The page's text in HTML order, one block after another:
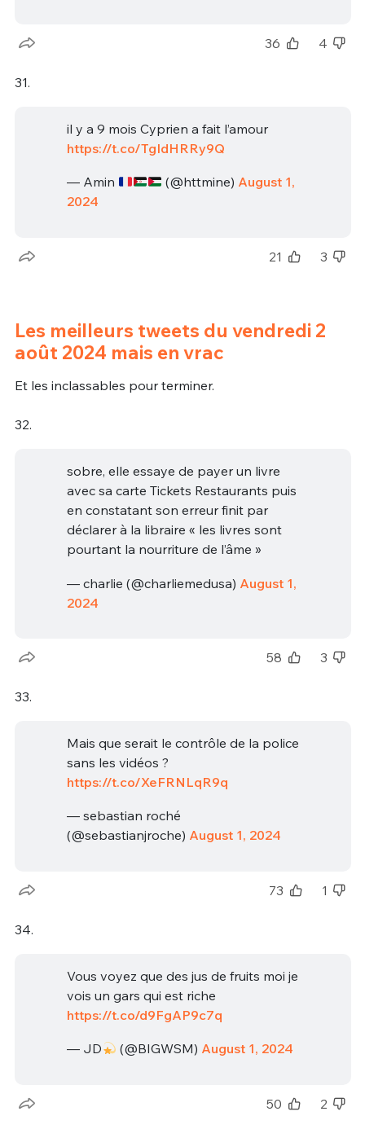
36 4
31.
il y a 9 mois Cyprien a fait l’amour
https://t.co/TgIdHRRy9Q
— Amin (@httmine) August 1,
2024
21 3
Les meilleurs tweets du vendredi 2
août 2024 mais en vrac
Et les inclassables pour terminer.
32.
sobre, elle essaye de payer un livre
avec sa carte Tickets Restaurants puis
en constatant son erreur finit par
déclarer à la libraire « les livres sont
pourtant la nourriture de l’âme »
— charlie (@charliemedusa) August 1,
2024
58 3
33.
Mais que serait le contrôle de la police
sans les vidéos ?
https://t.co/XeFRNLqR9q
— sebastian roché
(@sebastianjroche) August 1, 2024
73 1
34.
Vous voyez que des jus de fruits moi je
vois un gars qui est riche
https://t.co/d9FgAP9c7q
— JD (@BIGWSM) August 1, 2024
50 2